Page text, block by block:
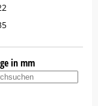
in mm
Innenlänge in mm-Filter